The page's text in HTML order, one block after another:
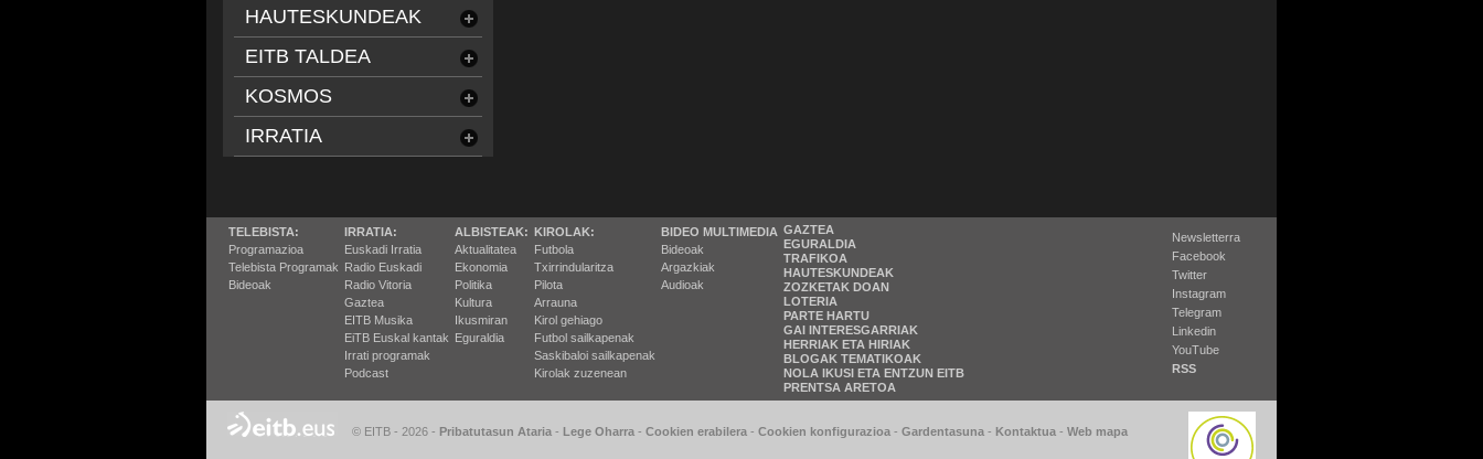
HAUTESKUNDEAK
EITB TALDEA
KOSMOS
IRRATIA
TELEBISTA:
Programazioa
Telebista Programak
Bideoak
IRRATIA:
Euskadi Irratia
Radio Euskadi
Radio Vitoria
Gaztea
EITB Musika
EiTB Euskal kantak
Irrati programak
Podcast
ALBISTEAK:
Aktualitatea
Ekonomia
Politika
Kultura
Ikusmiran
Eguraldia
KIROLAK:
Futbola
Txirrindularitza
Pilota
Arrauna
Kirol gehiago
Futbol sailkapenak
Saskibaloi sailkapenak
Kirolak zuzenean
BIDEO MULTIMEDIA
Bideoak
Argazkiak
Audioak
GAZTEA
EGURALDIA
TRAFIKOA
HAUTESKUNDEAK
ZOZKETAK DOAN
LOTERIA
PARTE HARTU
GAI INTERESGARRIAK
HERRIAK ETA HIRIAK
BLOGAK TEMATIKOAK
NOLA IKUSI ETA ENTZUN EITB
PRENTSA ARETOA
Newsletterra
Facebook
Twitter
Instagram
Telegram
Linkedin
YouTube
RSS
© EITB - 2026 - Pribatutasun Ataria - Lege Oharra - Cookien erabilera - Cookien konfigurazioa - Gardentasuna - Kontaktua - Web mapa